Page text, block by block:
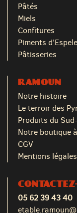
Pâtés
Miels
Confitures
Piments
Pâtisseries
RAMOUN
Notre histoire
Le terroir des
Produits du
Notre boutique
CGV
Mentions légales
05 62 39 43 40